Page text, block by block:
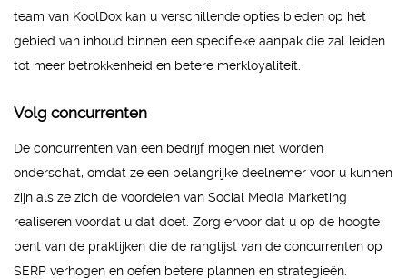
team van KoolDox kan u verschillende opties bieden op het
gebied van inhoud binnen een specifieke aanpak die zal leiden
tot meer betrokkenheid en betere merkloyaliteit.
Volg concurrenten
De concurrenten van een bedrijf mogen niet worden
onderschat, omdat ze een belangrijke deelnemer voor u kunnen
zijn als ze zich de voordelen van Social Media Marketing
realiseren voordat u dat doet. Zorg ervoor dat u op de hoogte
bent van de praktijken die de ranglijst van de concurrenten op
SERP verhogen en oefen betere plannen en strategieën.